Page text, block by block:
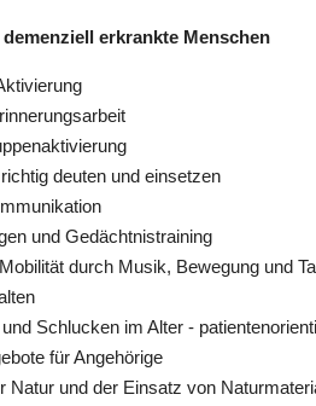
14.09.2026
•
erkrankte Menschen
deuten und einsetzen
und Gedächtnistraining
durch Musik, Bewegung und
Schlucken im Alter -
für Angehörige
Natur und der Einsatz von